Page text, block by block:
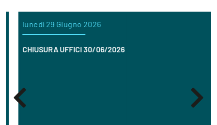
lunedì 29 Giugno 2026
CHIUSURA UFFICI 30/06/2026